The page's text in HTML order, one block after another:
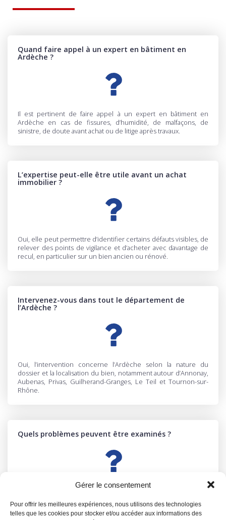
Gérer le consentement
Pour offrir les meilleures expériences, nous utilisons des technologies
telles que les cookies pour stocker et/ou accéder aux informations des
Quand faire appel à un expert en bâtiment en
Ardèche ?
Il est pertinent de faire appel à un expert en bâtiment en
Ardèche en cas de fissures, d’humidité, de malfaçons, de
sinistre, de doute avant achat ou de litige après travaux.
L’expertise peut-elle être utile avant un achat
immobilier ?
Oui, elle peut permettre d’identifier certains défauts visibles, de
relever des points de vigilance et d’acheter avec davantage de
recul, en particulier sur un bien ancien ou rénové.
Intervenez-vous dans tout le département de
l’Ardèche ?
Oui, l’intervention concerne l’Ardèche selon la nature du
dossier et la localisation du bien, notamment autour d’Annonay,
Aubenas, Privas, Guilherand-Granges, Le Teil et Tournon-sur-
Rhône.
Quels problèmes peuvent être examinés ?
Les interventions peuvent concerner des fissures, des
infiltrations, des problèmes d’humidité, des malfaçons, des
désordres après travaux, un sinistre ou des interrogations avant
achat.